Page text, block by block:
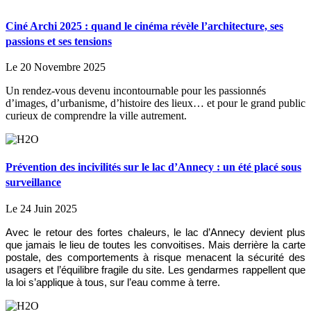
Ciné Archi 2025 : quand le cinéma révèle l’architecture, ses
passions et ses tensions
Le 20 Novembre 2025
Un rendez-vous devenu incontournable pour les passionnés
d’images, d’urbanisme, d’histoire des lieux… et pour le grand public
curieux de comprendre la ville autrement.
Prévention des incivilités sur le lac d’Annecy : un été placé sous
surveillance
Le 24 Juin 2025
Avec le retour des fortes chaleurs, le lac d’Annecy devient plus
que jamais le lieu de toutes les convoitises. Mais derrière la carte
postale, des comportements à risque menacent la sécurité des
usagers et l’équilibre fragile du site. Les gendarmes rappellent que
la loi s’applique à tous, sur l’eau comme à terre.